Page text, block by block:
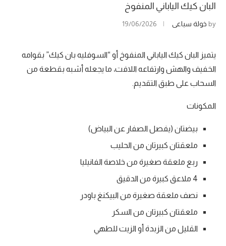
البان كيك الياباني المنفوخ
by خولة سباعي 19/06/2026
يتميز البان كيك الياباني المنفوخ أو “السوفليه بان كيك” بقوامه
الخفيف والهش وارتفاعه اللافت، ما يجعله أشبه بقطعة من
السحاب على طبق التقديم.
المكونات
بيضتان (يفصل الصفار عن البياض)
ملعقتان كبيرتان من الحليب
ربع ملعقة صغيرة من خلاصة الفانيليا
4 ملاعق كبيرة من الدقيق
نصف ملعقة صغيرة من البيكنغ باودر
ملعقتان كبيرتان من السكر
القليل من الزبدة أو الزيت للطهي